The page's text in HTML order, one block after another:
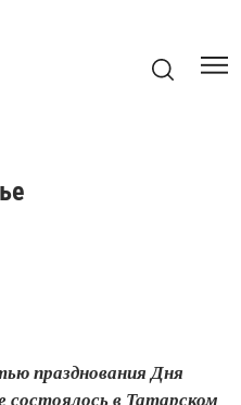
празднования Дня
состоялось в Татарском